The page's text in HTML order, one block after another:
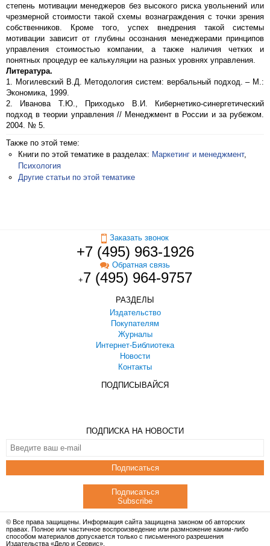
степень мотивации менеджеров без высокого риска увольнений или
чрезмерной стоимости такой схемы вознаграждения с точки зрения
собственников. Кроме того, успех внедрения такой системы
мотивации зависит от глубины осознания менеджерами принципов
управления стоимостью компании, а также наличия четких и
понятных процедур ее калькуляции на разных уровнях управления.
Литература.
1. Могилевский В.Д. Методология систем: вербальный подход. – М.:
Экономика, 1999.
2. Иванова Т.Ю., Приходько В.И. Кибернетико-синергетический
подход в теории управления // Менеджмент в России и за рубежом.
2004. № 5.
Также по этой теме:
Книги по этой тематике в разделах: Маркетинг и менеджмент,
Психология
Другие статьи по этой тематике
Заказать звонок
+7 (495) 963-1926
Обратная связь
+7 (495) 964-9757
РАЗДЕЛЫ
Издательство
Покупателям
Журналы
Интернет-Библиотека
Новости
Контакты
ПОДПИСЫВАЙСЯ
ПОДПИСКА НА НОВОСТИ
Подписаться
Подписаться
Subscribe
© Все права защищены. Информация сайта защищена законом об авторских
правах. Полное или частичное воспроизведение или размножение каким-либо
способом материалов допускается только с письменного разрешения
Издательства «Дело и Сервис».